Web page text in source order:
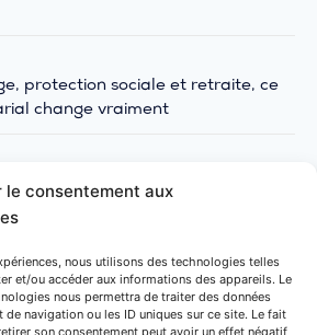
le consentement aux
nous utilisons des technologies telles
et/ou accéder aux informations des appareils. Le
nous permettra de traiter des données
navigation ou les ID uniques sur ce site. Le fait
son consentement peut avoir un effet négatif
protection sociale et retraite, ce
change vraiment